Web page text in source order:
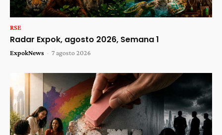
RSE
Radar Expok, agosto 2026, Semana 1
ExpokNews - 7 agosto 2026